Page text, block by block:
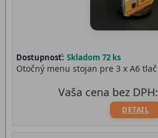
Dostupnosť: Skladom 72 ks
Otočný menu stojan pre 3 x A6 tlač
DETAIL
Vaša cena bez DPH: